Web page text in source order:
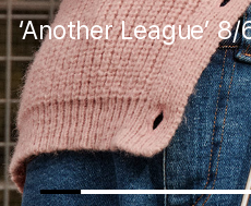
‘Another League’ 8/